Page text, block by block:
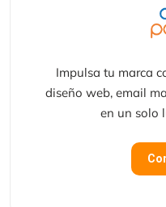
Impulsa tu marca
diseño web, email
en un solo